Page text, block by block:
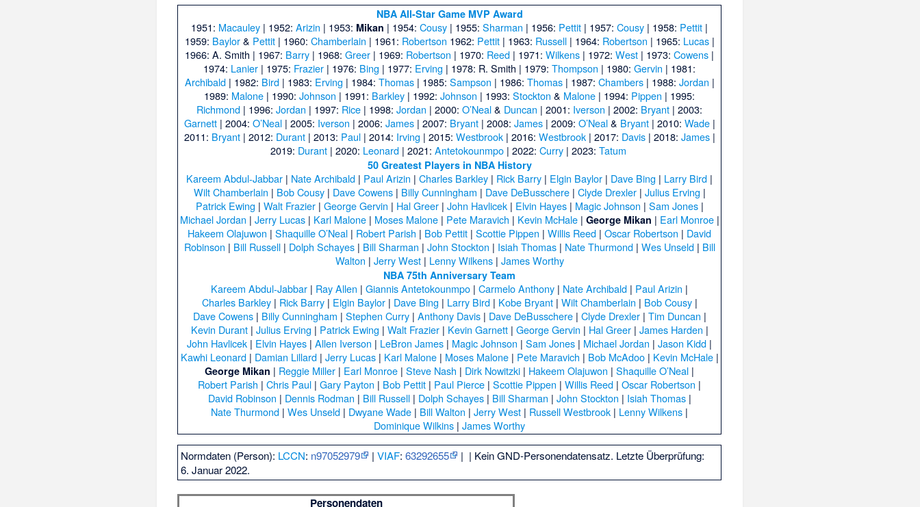
NBA All-Star Game MVP Award
1951: Macauley | 1952:Arizin | 1953: Mikan | 1954:Cousy | 1955:Sharman | 1956: Pettit | 1957:Cousy | 1958: Pettit |
1959: Baylor& Pettit| 1960: Chamberlain | 1961: Robertson 1962: Pettit| 1963: Russell| 1964: Robertson | 1965: Lucas|
1966:A. Smith | 1967: Barry | 1968:Greer | 1969: Robertson | 1970: Reed | 1971:Wilkens | 1972:West | 1973:Cowens |
1974: Lanier | 1975: Frazier | 1976: Bing | 1977: Erving | 1978: R. Smith | 1979:Thompson | 1980:Gervin | 1981:
Archibald| 1982: Bird| 1983: Erving | 1984: Thomas| 1985: Sampson | 1986: Thomas| 1987: Chambers| 1988: Jordan |
1989: Malone | 1990:Johnson | 1991: Barkley | 1992:Johnson | 1993:Stockton & Malone | 1994: Pippen | 1995:
Richmond | 1996:Jordan | 1997: Rice | 1998:Jordan | 2000:O’Neal& Duncan | 2001: Iverson | 2002: Bryant | 2003:
Garnett| 2004: O’Neal| 2005: Iverson | 2006: James| 2007: Bryant| 2008: James| 2009: O’Neal& Bryant| 2010: Wade|
2011: Bryant| 2012: Durant| 2013: Paul| 2014: Irving | 2015: Westbrook| 2016: Westbrook| 2017: Davis| 2018: James|
2019: Durant| 2020: Leonard| 2021: Antetokounmpo| 2022: Curry| 2023: Tatum
50 Greatest Players in NBA History
Kareem Abdul-Jabbar | Nate Archibald | Paul Arizin |Charles Barkley | Rick Barry | Elgin Baylor | Dave Bing | Larry Bird |
Wilt Chamberlain | Bob Cousy| Dave Cowens| Billy Cunningham | Dave DeBusschere| Clyde Drexler| Julius Erving |
Patrick Ewing | Walt Frazier| George Gervin | Hal Greer| John Havlicek| Elvin Hayes| Magic Johnson | Sam Jones|
Michael Jordan | Jerry Lucas| Karl Malone| Moses Malone| Pete Maravich | Kevin McHale| George Mikan | Earl Monroe|
Hakeem Olajuwon |Shaquille O’Neal | Robert Parish | Bob Pettit |Scottie Pippen |Willis Reed |Oscar Robertson | David
Robinson | Bill Russell| Dolph Schayes| Bill Sharman | John Stockton | Isiah Thomas| Nate Thurmond| Wes Unseld| Bill
Walton | Jerry West| Lenny Wilkens| James Worthy
NBA 75th Anniversary Team
Kareem Abdul-Jabbar | Ray Allen |Giannis Antetokounmpo |Carmelo Anthony | Nate Archibald | Paul Arizin |
Charles Barkley| Rick Barry| Elgin Baylor| Dave Bing | Larry Bird| Kobe Bryant| Wilt Chamberlain | Bob Cousy|
Dave Cowens| Billy Cunningham | Stephen Curry| Anthony Davis| Dave DeBusschere| Clyde Drexler| Tim Duncan |
Kevin Durant| Julius Erving | Patrick Ewing | Walt Frazier| Kevin Garnett| George Gervin | Hal Greer| James Harden |
John Havlicek | Elvin Hayes |Allen Iverson | LeBron James | Magic Johnson |Sam Jones | Michael Jordan |Jason Kidd |
Kawhi Leonard| Damian Lillard| Jerry Lucas| Karl Malone| Moses Malone| Pete Maravich | Bob McAdoo| Kevin McHale|
George Mikan | Reggie Miller | Earl Monroe |Steve Nash | Dirk Nowitzki | Hakeem Olajuwon |Shaquille O’Neal |
Robert Parish |Chris Paul |Gary Payton | Bob Pettit | Paul Pierce |Scottie Pippen |Willis Reed |Oscar Robertson |
David Robinson | Dennis Rodman | Bill Russell| Dolph Schayes| Bill Sharman | John Stockton | Isiah Thomas|
Nate Thurmond |Wes Unseld | Dwyane Wade | Bill Walton |Jerry West | Russell Westbrook | Lenny Wilkens |
Dominique Wilkins |James Worthy
Normdaten (Person): LCCN: n97052979 |VIAF:63292655 | | Kein GND-Personendatensatz. Letzte Überprüfung:
6. Januar 2022.
Personendaten